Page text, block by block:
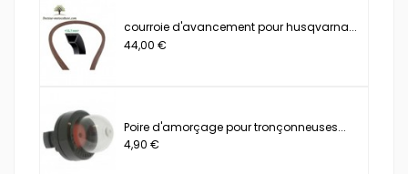
courroie d'avancement pour husqvarna...
44,00 €
Poire d'amorçage pour tronçonneuses...
4,90 €